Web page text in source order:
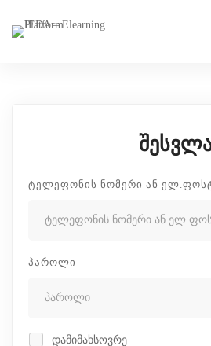
ᲢᲔᲚᲔᲤᲝᲜᲘᲡ ᲜᲝᲛᲔᲠᲘ ᲐᲜ
ᲞᲐᲠᲝᲚᲘ
დამიმახსოვრე